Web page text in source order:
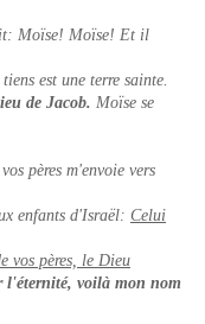
Moïse! Moïse! Et il
est une terre sainte.
de Jacob. Moïse se
pères m'envoie vers
enfants d'Israël: Celui
vos pères, le Dieu
l'éternité, voilà mon nom